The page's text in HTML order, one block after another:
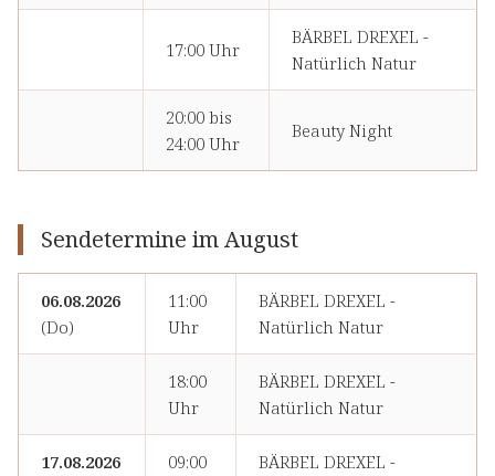
17:00 Uhr
BÄRBEL DREXEL -
Natürlich Natur
20:00 bis
24:00 Uhr
Beauty Night
Sendetermine im August
06.08.2026
(Do)
11:00
Uhr
BÄRBEL DREXEL -
Natürlich Natur
18:00
Uhr
BÄRBEL DREXEL -
Natürlich Natur
17.08.2026 09:00 BÄRBEL DREXEL -